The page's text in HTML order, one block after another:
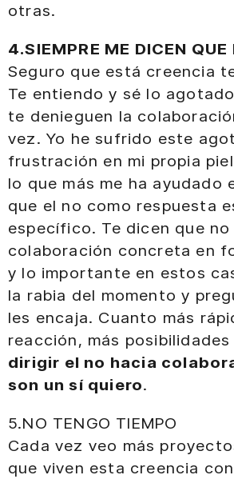
otras.
4.SIEMPRE ME DICEN QUE
Seguro que está creencia
Te entiendo y sé lo
te denieguen la
vez. Yo he sufrido este
frustración en mi propia
lo que más me ha ayudado
que el no como respuesta
específico. Te dicen que no
colaboración concreta en
y lo importante en estos
la rabia del momento y
les encaja. Cuanto más
reacción, más
dirigir el no hacia
son un sí quiero.
5.NO TENGO TIEMPO
Cada vez veo más
que viven esta creencia